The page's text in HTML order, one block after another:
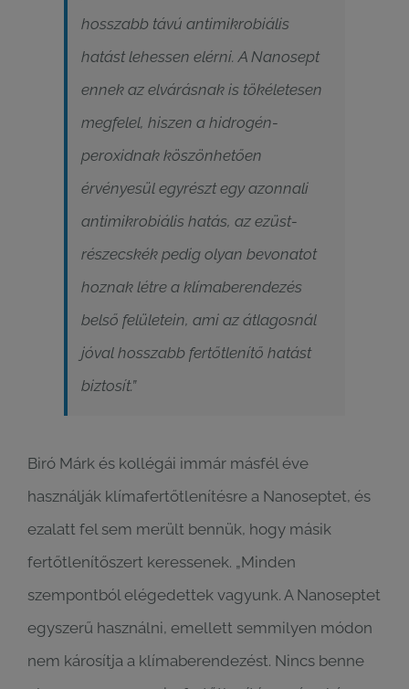
hosszabb távú antimikrobiális
hatást lehessen elérni. A Nanosept
ennek az elvárásnak is tökéletesen
megfelel, hiszen a hidrogén-
peroxidnak köszönhetően
érvényesül egyrészt egy azonnali
antimikrobiális hatás, az ezüst-
részecskék pedig olyan bevonatot
hoznak létre a klímaberendezés
belső felületein, ami az átlagosnál
jóval hosszabb fertőtlenítő hatást
biztosít.”
Biró Márk és kollégái immár másfél éve
használják klímafertőtlenítésre a Nanoseptet, és
ezalatt fel sem merült bennük, hogy másik
fertőtlenítőszert keressenek. „Minden
szempontból elégedettek vagyunk. A Nanoseptet
egyszerű használni, emellett semmilyen módon
nem károsítja a klímaberendezést. Nincs benne